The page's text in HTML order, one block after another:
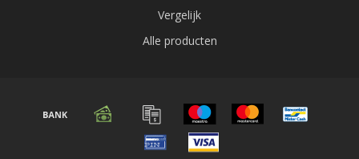
Vergelijk
Alle producten